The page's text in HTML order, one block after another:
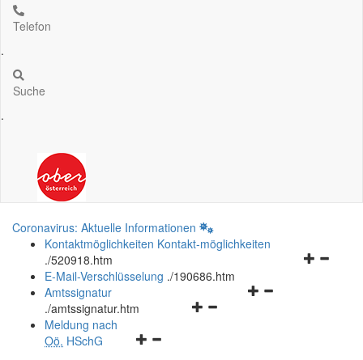
Telefon
.
Suche
.
Coronavirus: Aktuelle Informationen
Kontaktmöglichkeiten Kontakt-möglichkeiten
./520918.htm
Navigationsmenü
E-Mail-Verschlüsselung ./190686.htm
Navigationsmenü
Amtssignatur
./amtssignatur.htm
Navigationsmenü
Meldung nach
Oö. HSchG